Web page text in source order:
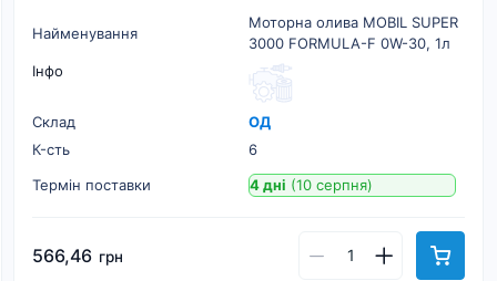
Найменування
Моторна олива MOBIL SUPER
3000 FORMULA-F 0W-30, 1л
Інфо
Склад
ОД
К-cть
6
Термін поставки
4 дні (10 серпня)
566,46 грн